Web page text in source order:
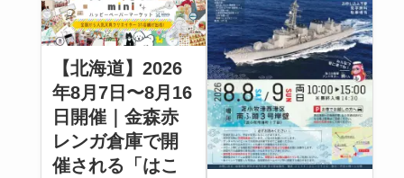
【北海道】2026
年8月7日〜8月16
日開催｜金森赤
レンガ倉庫で開
催される「はこ